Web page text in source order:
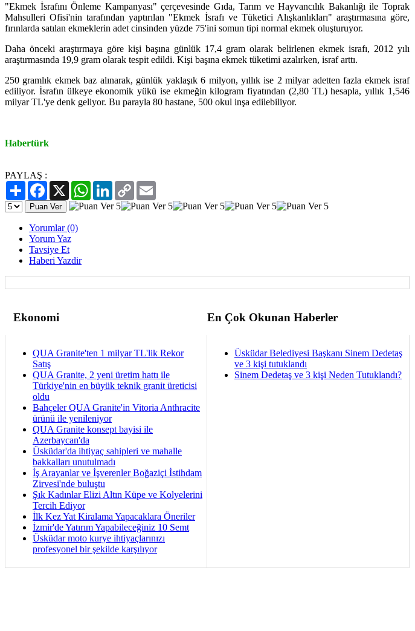
"Ekmek İsrafını Önleme Kampanyası" çerçevesinde Gıda, Tarım ve Hayvancılık Bakanlığı ile Toprak
Mahsulleri Ofisi'nin tarafından yaptırılan "Ekmek İsrafı ve Tüketici Alışkanlıkları" araştırmasına göre,
fırınlarda satılan ekmeklerin adet cinsinden yüzde 75'ini somun tipi normal ekmek oluşturuyor.
Daha önceki araştırmaya göre kişi başına günlük 17,4 gram olarak belirlenen ekmek israfı, 2012 yılı
araştırmasında 19,9 gram olarak tespit edildi. Kişi başına ekmek tüketimi azalırken, israf arttı.
250 gramlık ekmek baz alınarak, günlük yaklaşık 6 milyon, yıllık ise 2 milyar adetten fazla ekmek israf
ediliyor. İsrafın ülkeye ekonomik yükü ise ekmeğin kilogram fiyatından (2,80 TL) hesapla, yıllık 1,546
milyar TL'ye denk geliyor. Bu parayla 80 hastane, 500 okul inşa edilebiliyor.
Habertürk
PAYLAŞ :
PaylaşFacebook
X WhatsAppLinkedIn
Copy
Link
Yorumlar (0)
Yorum Yaz
Tavsiye Et
Haberi Yazdir
Ekonomi En Çok Okunan Haberler
QUA Granite'ten 1 milyar TL'lik Rekor
Satış
QUA Granite, 2 yeni üretim hattı ile
Türkiye'nin en büyük teknik granit üreticisi
oldu
Bahçeler QUA Granite'in Vitoria Anthracite
ürünü ile yenileniyor
QUA Granite konsept bayisi ile
Azerbaycan'da
Üsküdar'da ihtiyaç sahipleri ve mahalle
bakkalları unutulmadı
İş Arayanlar ve İşverenler Boğaziçi İstihdam
Zirvesi'nde buluştu
Şık Kadınlar Elizi Altın Küpe ve Kolyelerini
Tercih Ediyor
İlk Kez Yat Kiralama Yapacaklara Öneriler
İzmir'de Yatırım Yapabileceğiniz 10 Semt
Üsküdar moto kurye ihtiyaçlarınızı
profesyonel bir şekilde karşılıyor
Üsküdar Belediyesi Başkanı Sinem Dedetaş
ve 3 kişi tutuklandı
Sinem Dedetaş ve 3 kişi Neden Tutuklandı?